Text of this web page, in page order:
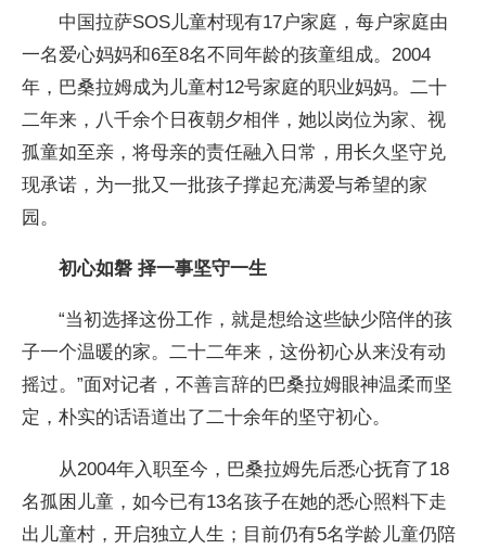
中国拉萨SOS儿童村现有17户家庭，每户家庭由
一名爱心妈妈和6至8名不同年龄的孩童组成。2004
年，巴桑拉姆成为儿童村12号家庭的职业妈妈。二十
二年来，八千余个日夜朝夕相伴，她以岗位为家、视
孤童如至亲，将母亲的责任融入日常，用长久坚守兑
现承诺，为一批又一批孩子撑起充满爱与希望的家
园。
初心如磐 择一事坚守一生
“当初选择这份工作，就是想给这些缺少陪伴的孩
子一个温暖的家。二十二年来，这份初心从来没有动
摇过。”面对记者，不善言辞的巴桑拉姆眼神温柔而坚
定，朴实的话语道出了二十余年的坚守初心。
从2004年入职至今，巴桑拉姆先后悉心抚育了18
名孤困儿童，如今已有13名孩子在她的悉心照料下走
出儿童村，开启独立人生；目前仍有5名学龄儿童仍陪